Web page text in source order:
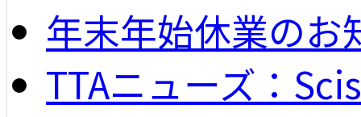
年末年始休業のお
TTAニューズ：